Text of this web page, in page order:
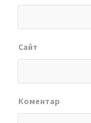
Сайт
Коментар